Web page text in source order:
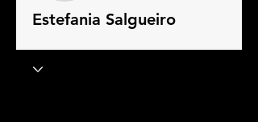
Estefania Salgueiro